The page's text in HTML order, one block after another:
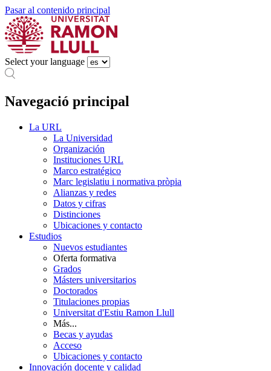
Pasar al contenido principal
Select your language
Navegació principal
La URL
La Universidad
Organización
Instituciones URL
Marco estratégico
Marc legislatiu i normativa pròpia
Alianzas y redes
Datos y cifras
Distinciones
Ubicaciones y contacto
Estudios
Nuevos estudiantes
Oferta formativa
Grados
Másters universitarios
Doctorados
Titulaciones propias
Universitat d'Estiu Ramon Llull
Más...
Becas y ayudas
Acceso
Ubicaciones y contacto
Innovación docente y calidad